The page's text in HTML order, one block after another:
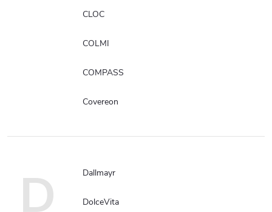
CLOC
COLMI
COMPASS
Covereon
D Dallmayr
DolceVita